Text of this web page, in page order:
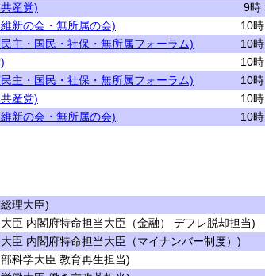
産党)
9時
新の会・無所属の会)
10時
主・国民・社保・無所属フォーラム)
10時
10時
主・国民・社保・無所属フォーラム)
10時
産党)
10時
新の会・無所属の会)
10時
理大臣)
臣 内閣府特命担当大臣（金融） デフレ脱却担当)
臣 内閣府特命担当大臣（マイナンバー制度）)
科学大臣 教育再生担当)